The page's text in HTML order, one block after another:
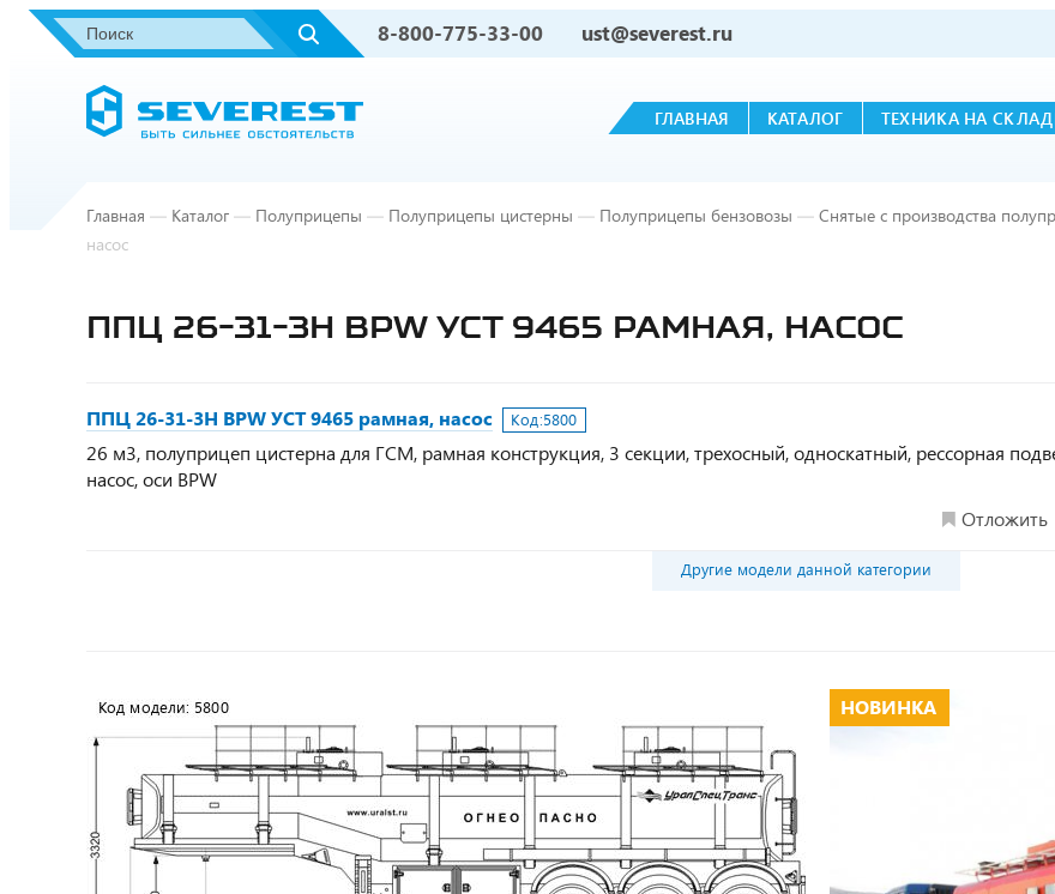
8-800-775-33-00 ust@severest.ru
ГЛАВНАЯ КАТАЛОГ ТЕХНИКА НА
Главная — Каталог — Полуприцепы — Полуприцепы цистерны — Полуприцепы бензовозы — Снятые с производства
насос
ППЦ 26-31-3Н BPW УСТ 9465 РАМНАЯ, НАСОС
ППЦ 26-31-3Н BPW УСТ 9465 рамная, насос Код:5800
26 м3, полуприцеп цистерна для ГСМ, рамная конструкция, 3 секции, трехосный, односкатный, рессорная
насос, оси BPW
Отложить
Другие модели данной категории
НОВИНКА